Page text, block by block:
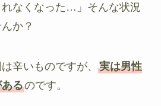
れなくなった…」そんな状況
か？
辛いものですが、 実は男性
るのです。